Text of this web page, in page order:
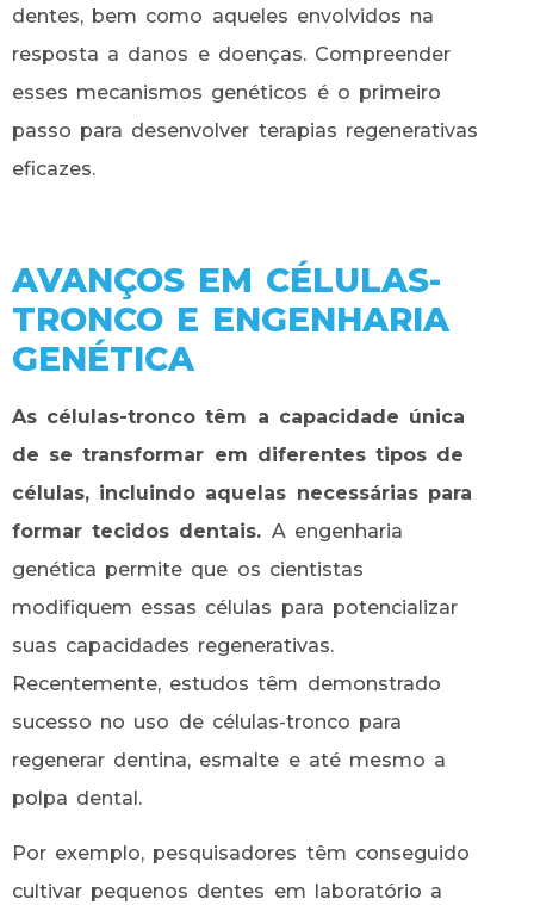
dentes, bem como aqueles envolvidos na
resposta a danos e doenças. Compreender
esses mecanismos genéticos é o primeiro
passo para desenvolver terapias regenerativas
eficazes.
AVANÇOS EM CÉLULAS-
TRONCO E ENGENHARIA
GENÉTICA
As células-tronco têm a capacidade única
de se transformar em diferentes tipos de
células, incluindo aquelas necessárias para
formar tecidos dentais. A engenharia
genética permite que os cientistas
modifiquem essas células para potencializar
suas capacidades regenerativas.
Recentemente, estudos têm demonstrado
sucesso no uso de células-tronco para
regenerar dentina, esmalte e até mesmo a
polpa dental.
Por exemplo, pesquisadores têm conseguido
cultivar pequenos dentes em laboratório a